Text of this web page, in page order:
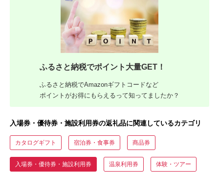
ふるさと納税でポイント大量GET！
ふるさと納税でAmazonギフトコードなど
ポイントがお得にもらえるって知ってましたか？
入場券・優待券・施設利用券の返礼品に関連しているカテゴリ
カタログギフト 宿泊券・食事券 商品券
入場券・優待券・施設利用券 温泉利用券 体験・ツアー